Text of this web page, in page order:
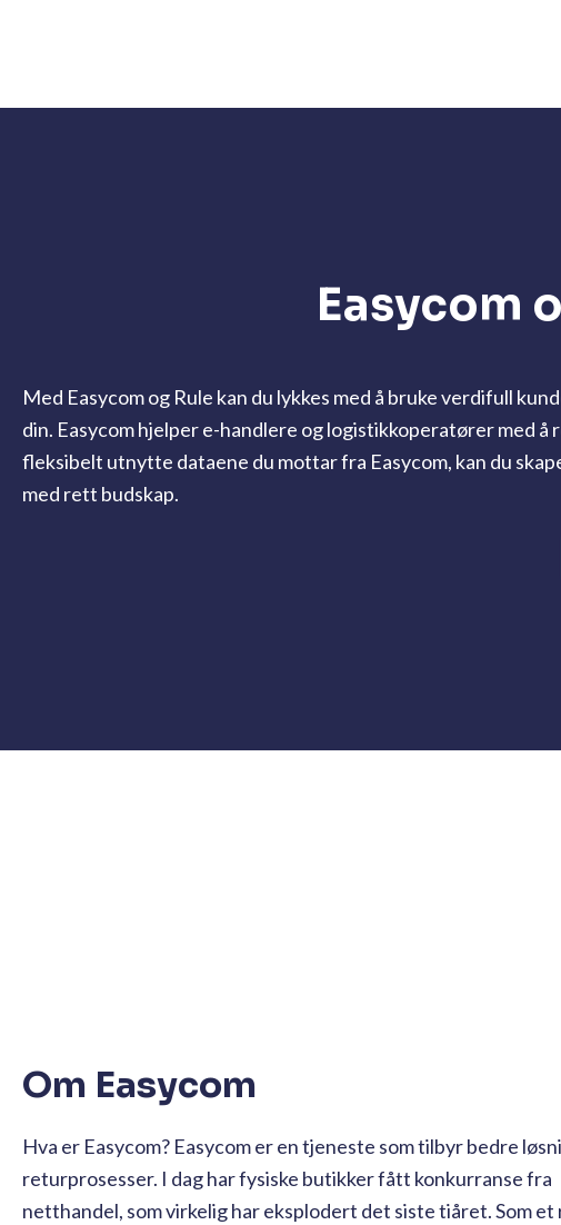
Easycom
Med Easycom og Rule kan du lykkes med å bruke verdifull
din. Easycom hjelper e-handlere og logistikkoperatører med
fleksibelt utnytte dataene du mottarfra Easycom, kan du
med rett budskap.
Om Easycom
Hva er Easycom? Easycom er en tjeneste som tilbyr bedre
returprosesser. I dag har fysiske butikker fått konkurranse fra
netthandel, som virkelig har eksplodert det siste tiåret. Som